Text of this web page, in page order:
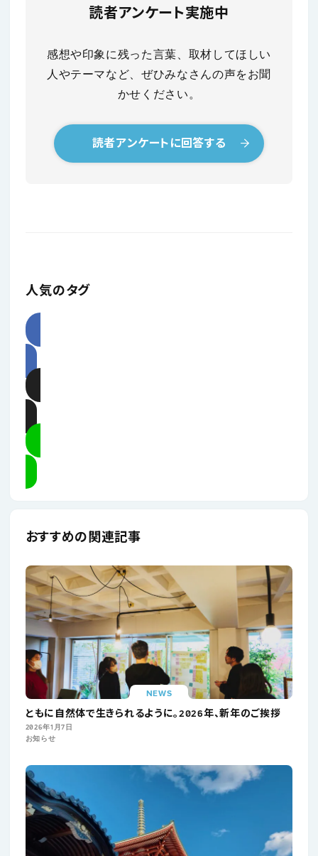
読者アンケート実施中
感想や印象に残った言葉、取材してほしい
人やテーマなど、ぜひみなさんの声をお聞
かせください。
読者アンケートに回答する
人気のタグ
おすすめの関連記事
NEWS
ともに自然体で生きられるように。2026年、新年のご挨拶
2026年1月7日
お知らせ